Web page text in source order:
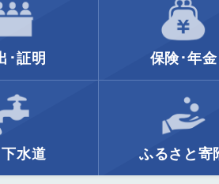
･証明 保険･年金
水道 ふるさと寄